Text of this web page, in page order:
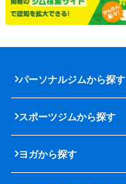
パーソナルジムから探す
スポーツジムから探す
ヨガから探す